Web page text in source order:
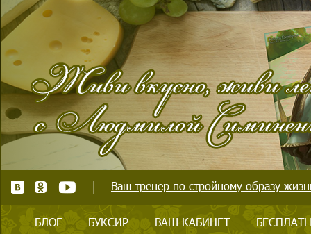
Ваш тренер по стройному образу
БЛОГ БУКСИР ВАШ КАБИНЕТ